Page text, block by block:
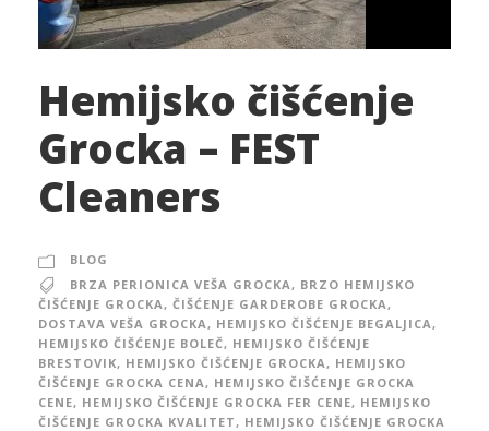
Hemijsko čišćenje
Grocka – FEST
Cleaners
BLOG
BRZA PERIONICA VEŠA GROCKA , BRZO HEMIJSKO
ČIŠĆENJE GROCKA , ČIŠĆENJE GARDEROBE GROCKA ,
DOSTAVA VEŠA GROCKA , HEMIJSKO ČIŠĆENJE BEGALJICA ,
HEMIJSKO ČIŠĆENJE BOLEČ, HEMIJSKO ČIŠĆENJE
BRESTOVIK, HEMIJSKO ČIŠĆENJE GROCKA , HEMIJSKO
ČIŠĆENJE GROCKA CENA , HEMIJSKO ČIŠĆENJE GROCKA
CENE, HEMIJSKO ČIŠĆENJE GROCKA FER CENE, HEMIJSKO
ČIŠĆENJE GROCKA KVALITET , HEMIJSKO ČIŠĆENJE GROCKA